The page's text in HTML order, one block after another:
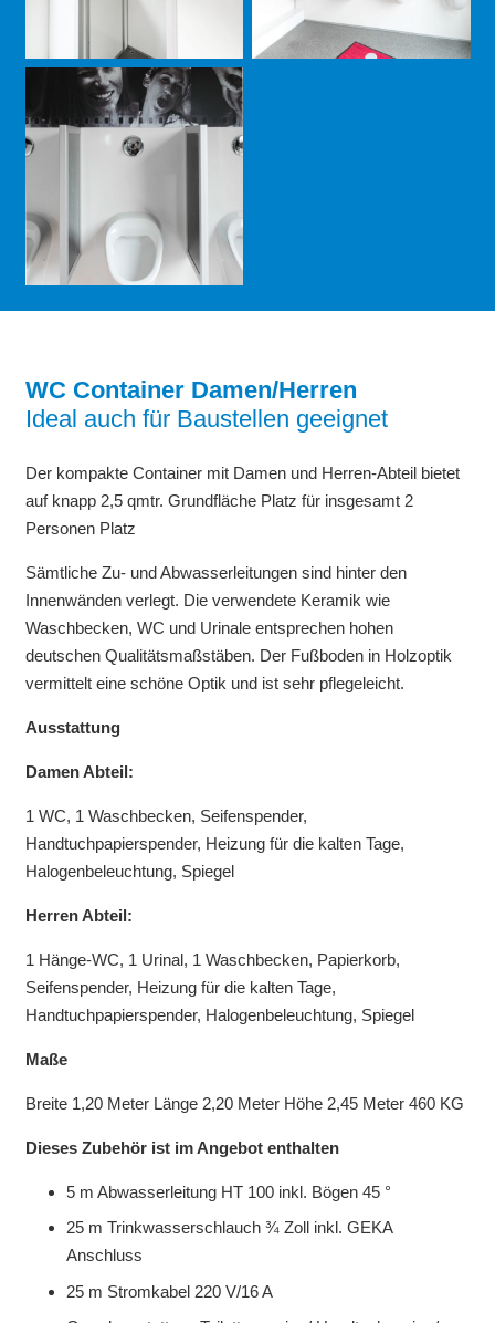
WC Container Damen/Herren
Ideal auch für Baustellen geeignet
Der kompakte Container mit Damen und Herren-Abteil bietet
auf knapp 2,5 qmtr. Grundfläche Platz für insgesamt 2
Personen Platz
Sämtliche Zu- und Abwasserleitungen sind hinter den
Innenwänden verlegt. Die verwendete Keramik wie
Waschbecken, WC und Urinale entsprechen hohen
deutschen Qualitätsmaßstäben. Der Fußboden in Holzoptik
vermittelt eine schöne Optik und ist sehr pflegeleicht.
Ausstattung
Damen Abteil:
1 WC, 1 Waschbecken, Seifenspender,
Handtuchpapierspender, Heizung für die kalten Tage,
Halogenbeleuchtung, Spiegel
Herren Abteil:
1 Hänge-WC, 1 Urinal, 1 Waschbecken, Papierkorb,
Seifenspender, Heizung für die kalten Tage,
Handtuchpapierspender, Halogenbeleuchtung, Spiegel
Maße
Breite 1,20 Meter Länge 2,20 Meter Höhe 2,45 Meter 460 KG
Dieses Zubehör ist im Angebot enthalten
5 m Abwasserleitung HT 100 inkl. Bögen 45 °
25 m Trinkwasserschlauch ¾ Zoll inkl. GEKA
Anschluss
25 m Stromkabel 220 V/16 A